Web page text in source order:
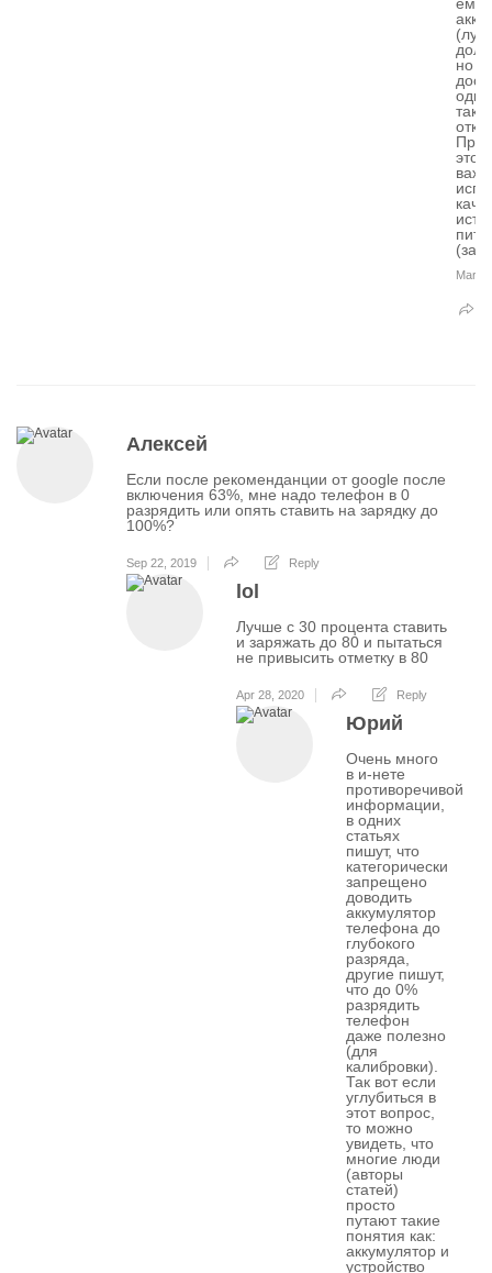
но
так
При
этом
Mar
Алексей
Если после рекоменданции от google после
включения 63%, мне надо телефон в 0
разрядить или опять ставить на зарядку до
100%?
Sep 22, 2019 Reply
lol
Лучше с 30 процента ставить
и заряжать до 80 и пытаться
не привысить отметку в 80
Apr 28, 2020 Reply
Юрий
Очень много
в и-нете
противоречивой
информации,
в одних
статьях
пишут, что
категорически
запрещено
доводить
аккумулятор
телефона до
глубокого
разряда,
другие пишут,
что до 0%
разрядить
телефон
даже полезно
(для
калибровки).
Так вот если
углубиться в
этот вопрос,
то можно
увидеть, что
многие люди
(авторы
статей)
просто
путают такие
понятия как:
аккумулятор и
устройство